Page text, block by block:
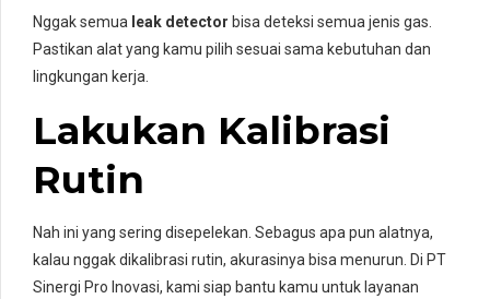
Nggak semua leak detector bisa deteksi semua jenis gas.
Pastikan alat yang kamu pilih sesuai sama kebutuhan dan
lingkungan kerja.
Lakukan Kalibrasi
Rutin
Nah ini yang sering disepelekan. Sebagus apa pun alatnya,
kalau nggak dikalibrasi rutin, akurasinya bisa menurun. Di PT
Sinergi Pro Inovasi, kami siap bantu kamu untuk layanan